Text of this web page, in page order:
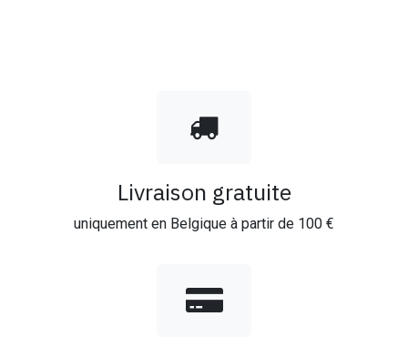
Livraison gratuite
uniquement en Belgique à partir de 100 €